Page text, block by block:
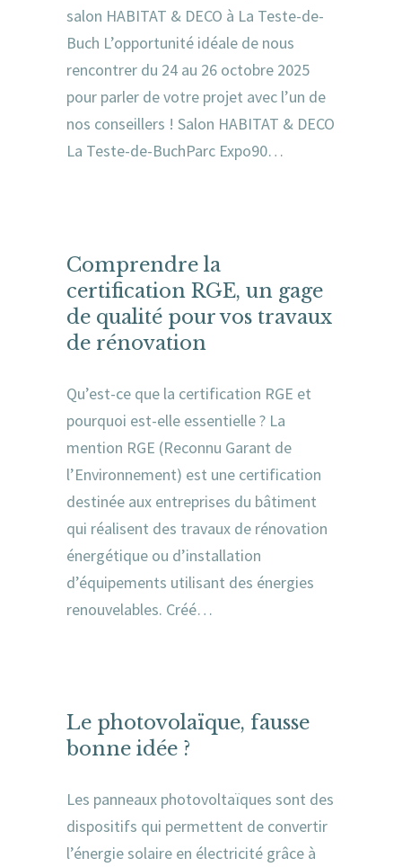
salon HABITAT & DECO à La Teste-de-
Buch L’opportunité idéale de nous
rencontrer du 24 au 26 octobre 2025
pour parler de votre projet avec l’un de
nos conseillers ! Salon HABITAT & DECO
La Teste-de-BuchParc Expo90…
Comprendre la
certification RGE, un gage
de qualité pour vos travaux
de rénovation
Qu’est-ce que la certification RGE et
pourquoi est-elle essentielle ? La
mention RGE (Reconnu Garant de
l’Environnement) est une certification
destinée aux entreprises du bâtiment
qui réalisent des travaux de rénovation
énergétique ou d’installation
d’équipements utilisant des énergies
renouvelables. Créé…
Le photovolaïque, fausse
bonne idée ?
Les panneaux photovoltaïques sont des
dispositifs qui permettent de convertir
l’énergie solaire en électricité grâce à